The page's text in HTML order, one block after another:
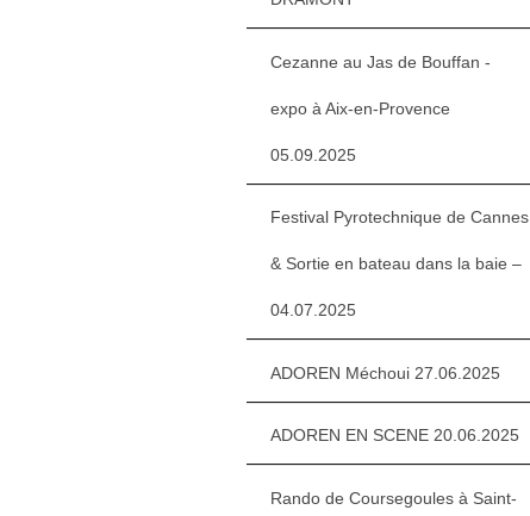
Cezanne au Jas de Bouffan -
expo à Aix-en-Provence
05.09.2025
Festival Pyrotechnique de Cannes
& Sortie en bateau dans la baie –
04.07.2025
ADOREN Méchoui 27.06.2025
ADOREN EN SCENE 20.06.2025
Rando de Coursegoules à Saint-